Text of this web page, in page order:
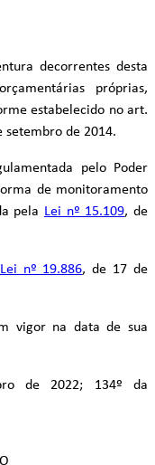
decorrentes desta
próprias,
estabelecido no art.
setembro de 2014.
pelo Poder
de monitoramento
pela Lei nº 15.109, de
Lei nº 19.886, de 17 de
vigor na data de sua
de 2022; 134º da